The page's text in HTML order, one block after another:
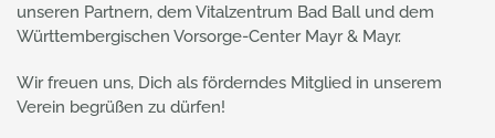
unseren Partnern, dem Vitalzentrum Bad Ball und dem
Württembergischen Vorsorge-Center Mayr & Mayr.
Wir freuen uns, Dich als förderndes Mitglied in unserem
Verein begrüßen zu dürfen!